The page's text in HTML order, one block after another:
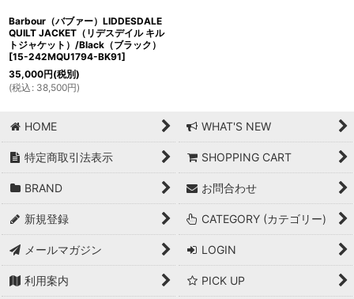
Barbour（バブァー）LIDDESDALE
QUILT JACKET（リデスデイル キル
トジャケット）/Black（ブラック）
[15-242MQU1794-BK91]
35,000円(税別)
(税込 : 38,500円)
HOME WHAT'S NEW
特定商取引法表示 SHOPPING CART
BRAND お問合わせ
新規登録 CATEGORY (カテゴリー)
メールマガジン LOGIN
利用案内 PICK UP